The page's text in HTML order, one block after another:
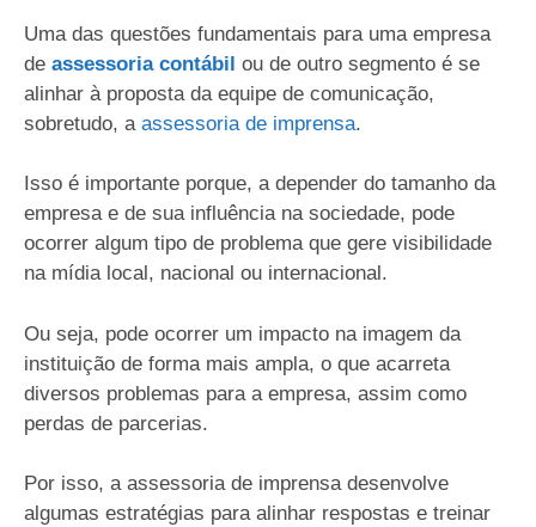
Uma das questões fundamentais para uma empresa
de assessoria contábil ou de outro segmento é se
alinhar à proposta da equipe de comunicação,
sobretudo, a assessoria de imprensa.
Isso é importante porque, a depender do tamanho da
empresa e de sua influência na sociedade, pode
ocorrer algum tipo de problema que gere visibilidade
na mídia local, nacional ou internacional.
Ou seja, pode ocorrer um impacto na imagem da
instituição de forma mais ampla, o que acarreta
diversos problemas para a empresa, assim como
perdas de parcerias.
Por isso, a assessoria de imprensa desenvolve
algumas estratégias para alinhar respostas e treinar